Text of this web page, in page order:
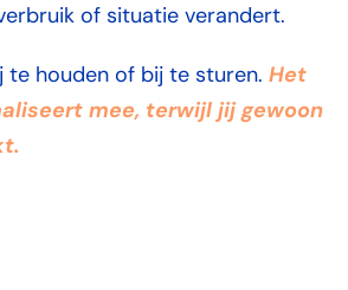
of situatie verandert.
te houden of bij te sturen. Het
mee, terwijl jij gewoon